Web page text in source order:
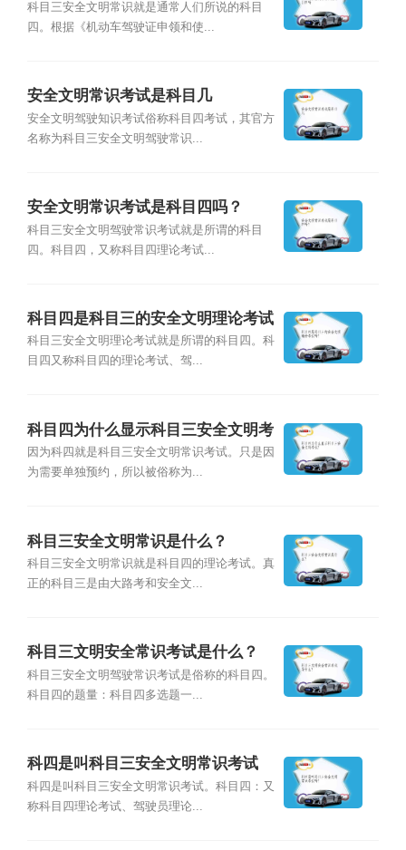
科目三安全文明常识就是通常人们所说的科目
四。根据《机动车驾驶证申领和使...
安全文明常识考试是科目几
安全文明驾驶知识考试俗称科目四考试，其官方
名称为科目三安全文明驾驶常识...
安全文明常识考试是科目四吗？
科目三安全文明驾驶常识考试就是所谓的科目
四。科目四，又称科目四理论考试...
科目四是科目三的安全文明理论考试
吗？
科目三安全文明理论考试就是所谓的科目四。科
目四又称科目四的理论考试、驾...
科目四为什么显示科目三安全文明考
试？
因为科四就是科目三安全文明常识考试。只是因
为需要单独预约，所以被俗称为...
科目三安全文明常识是什么？
科目三安全文明常识就是科目四的理论考试。真
正的科目三是由大路考和安全文...
科目三文明安全常识考试是什么？
科目三安全文明驾驶常识考试是俗称的科目四。
科目四的题量：科目四多选题一...
科四是叫科目三安全文明常识考试
吗？
科四是叫科目三安全文明常识考试。科目四：又
称科目四理论考试、驾驶员理论...